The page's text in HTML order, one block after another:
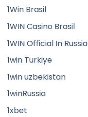
1Win Brasil
1WIN Casino Brasil
1WIN Official In Russia
1win Turkiye
1win uzbekistan
1winRussia
1xbet